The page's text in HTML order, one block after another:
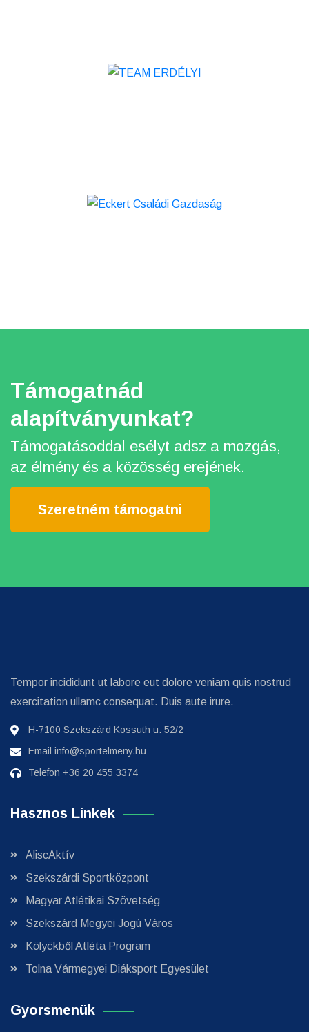
Támogatnád
alapítványunkat?
Támogatásoddal esélyt adsz a mozgás,
az élmény és a közösség erejének.
Szeretném támogatni
Tempor incididunt ut labore eut dolore veniam quis nostrud
exercitation ullamc consequat. Duis aute irure.
H-7100 Szekszárd Kossuth u. 52/2
Email info@sportelmeny.hu
Telefon +36 20 455 3374
Hasznos Linkek
AliscAktív
Szekszárdi Sportközpont
Magyar Atlétikai Szövetség
Szekszárd Megyei Jogú Város
Kölyökből Atléta Program
Tolna Vármegyei Diáksport Egyesület
Gyorsmenük